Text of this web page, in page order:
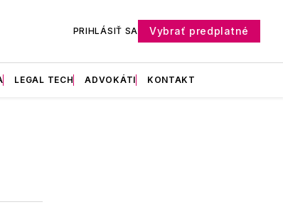
PRIHLÁSIŤ SA Vybrať predplatné
LEGAL TECH ADVOKÁTI KONTAKT